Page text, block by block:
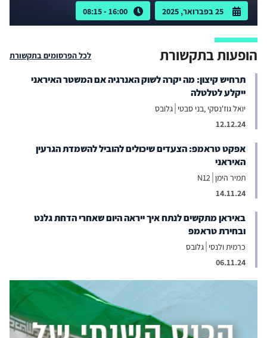
16:00 - 08:15
הופעות בתקשורת לכל הפרסומים בתקשורת
תרחיש קיצון: מה יקרה לשוק האנרגיה אם המשטר האיראני
ייקלע לטלטלה
יואל גוז'נסקי ,בני סבטי גלובס
12.12.24
אפקט טראמפ: הצעדים שיכולים להוביל להשמדת הגרעין
האיראני
תמיר הימן N12
14.11.24
באיראן מתקשים לנתח איך ייראה היום שאחרי הדחת גלנט
ובחירת טראמפ
כרמית ולנסי גלובס
06.11.24